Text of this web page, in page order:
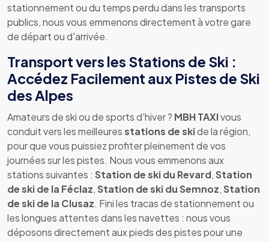
stationnement ou du temps perdu dans les transports
publics, nous vous emmenons directement à votre gare
de départ ou d'arrivée.
Transport vers les Stations de Ski :
Accédez Facilement aux Pistes de Ski
des Alpes
Amateurs de ski ou de sports d'hiver ? MBH TAXIvous
conduit vers les meilleuresstations de skide la région,
pour que vous puissiez profiter pleinement de vos
journées sur les pistes. Nous vous emmenons aux
stations suivantes : Station de ski du Revard,Station
de ski de la Féclaz,Station de ski du Semnoz,Station
de ski de la Clusaz. Fini les tracas de stationnement ou
les longues attentes dans les navettes : nous vous
déposons directement aux pieds des pistes pour une